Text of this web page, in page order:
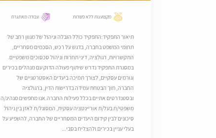
מקצוענות ללא פשרות עבודה מאתגרת
תיאור התפקיד:התפקיד כולל הובלה וניהול של מגוון רחב של
תחומי המשפט בחברה, בדגש על רכש, הסכמים מסחריים,
התקשרויות, רגולציה, דיני תחרות וניהול סכסוכים משפטיים.
במסגרת התפקיד נדרש שיתוף פעולה הדוק עם מנהלים בכירים
וגורמים עסקיים, לצורך תמיכה ביעדים האסטרטגיים של
החברה, תוך הבטחת עמידה בדרישות הדין, ברגולציה
ובסטנדרטים אתיים בכלל פעילות החברה.אנו מחפשים מנהיג/ה
משפטי/ת בעל/ת אוריינטציה עסקית, המסוגל/ת לאזן בין ניהול
סיכונים לבין קידום היעדים המסחריים של החברה, להשפיע על
בעלי עניין בכירים ולהצליח בסבי...